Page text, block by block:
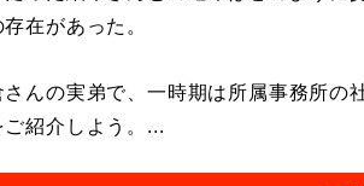
在があった。
んの実弟で、一時期は所属事務所の
ご紹介しよう。...